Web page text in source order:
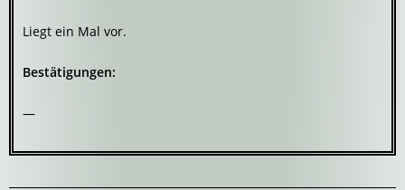
Liegt ein Mal vor.
Bestätigungen:
—